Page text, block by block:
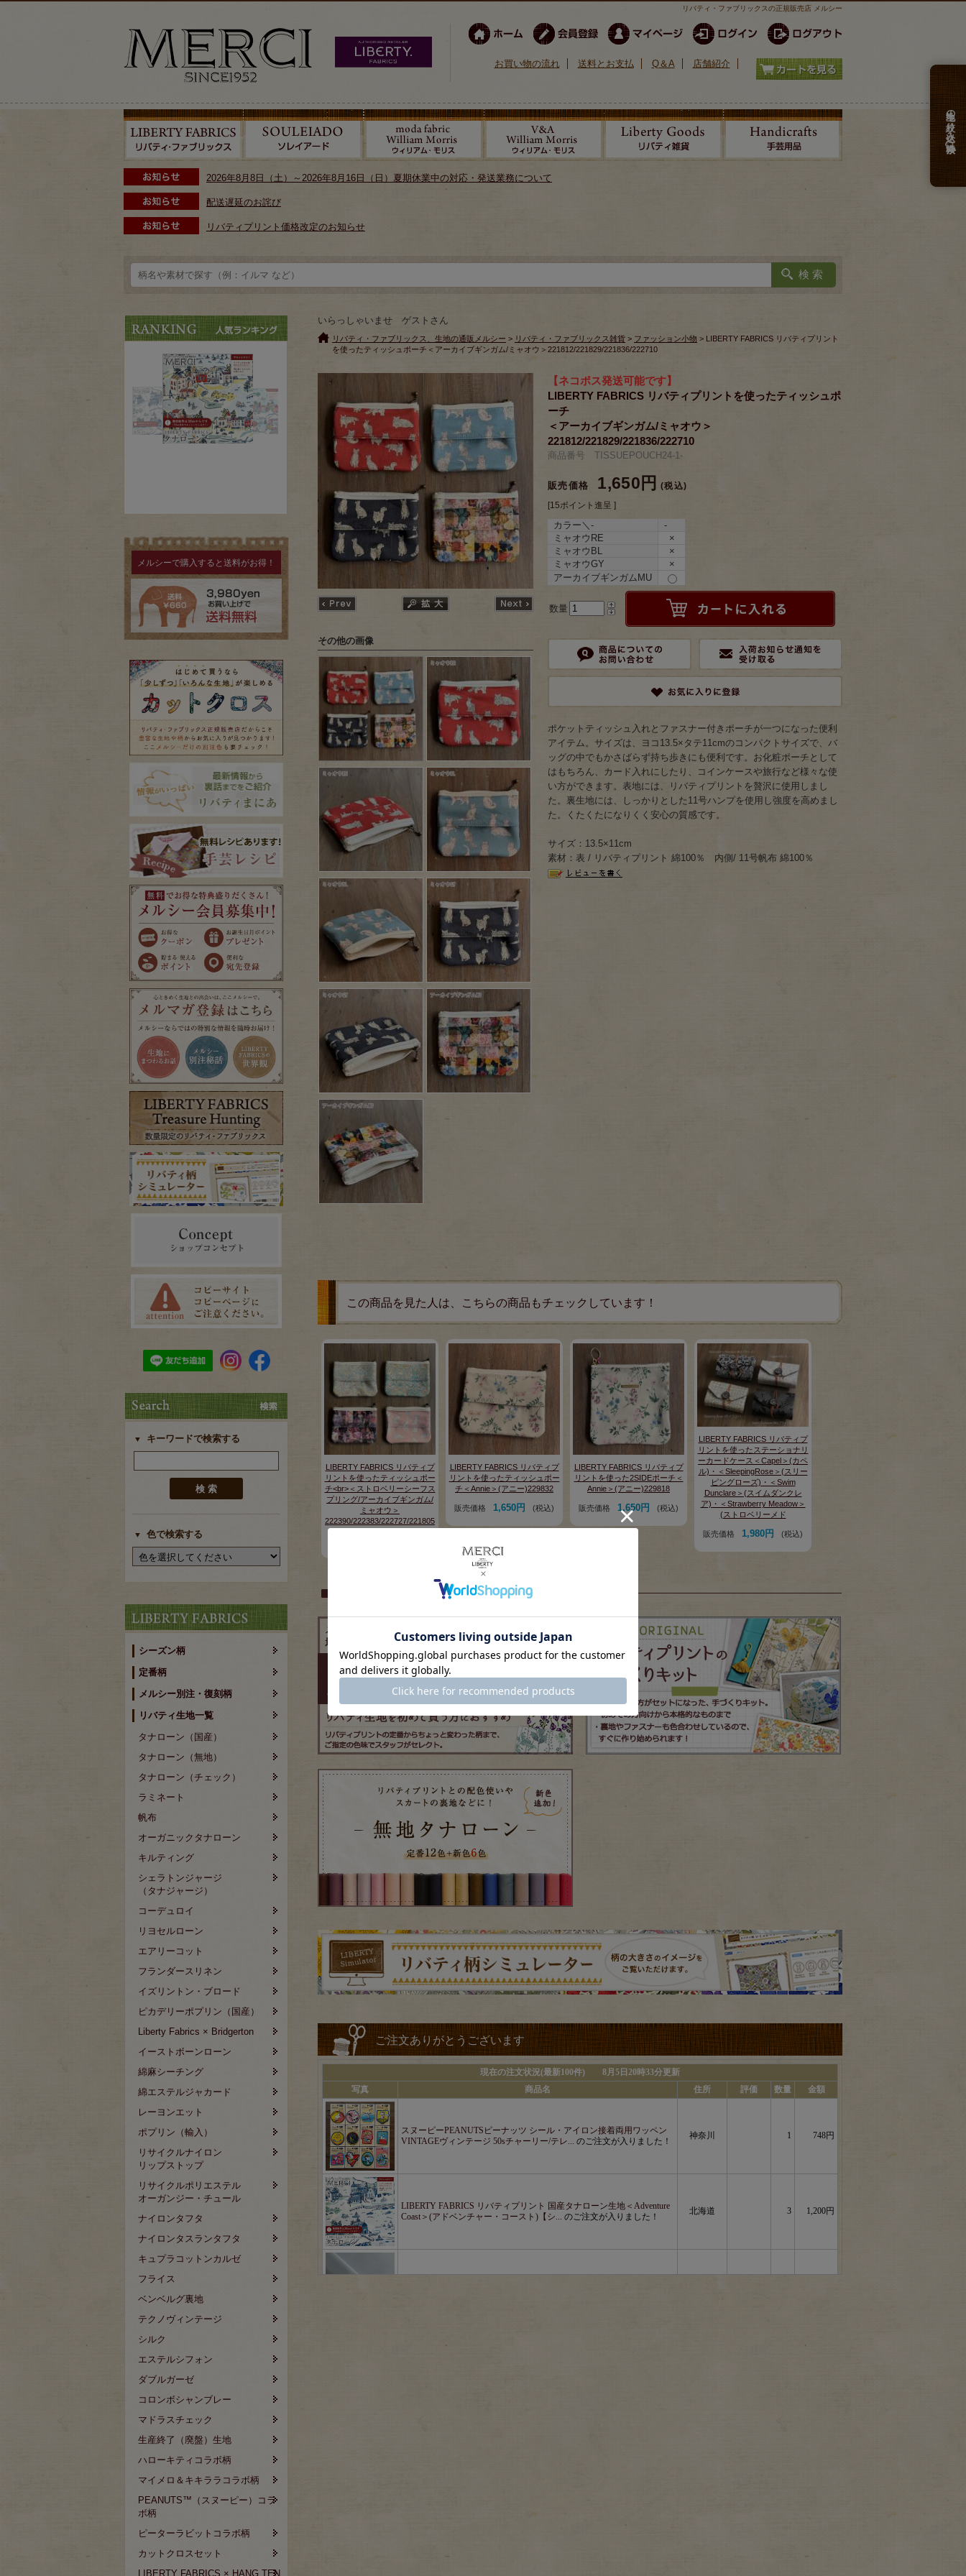
リバティ・ファブリックスの正規販売店 メルシー
お買い物の流れ 送料とお支払 Q＆A 店舗紹介
2026年8月8日（土）～2026年8月16日（日）夏期休業中の対応・発送業務について
配送遅延のお詫び
リバティプリント価格改定のお知らせ
生地の絞り込み検索
メルシーで購入すると送料がお得！
キーワードで検索する
色で検索する
シーズン柄
定番柄
メルシー別注・復刻柄
リバティ生地一覧
タナローン（国産）
タナローン（無地）
タナローン（チェック）
ラミネート
帆布
オーガニックタナローン
キルティング
シェラトンジャージ
（タナジャージ）
コーデュロイ
リヨセルローン
エアリーコット
フランダースリネン
イズリントン・ブロード
ピカデリーポプリン（国産）
Liberty Fabrics × Bridgerton
イーストボーンローン
綿麻シーチング
綿エステルジャカード
レーヨンエット
ポプリン（輸入）
リサイクルナイロン
リップストップ
リサイクルポリエステル
オーガンジー・チュール
ナイロンタフタ
ナイロンタスランタフタ
キュプラコットンカルゼ
フライス
ベンベルグ裏地
テクノヴィンテージ
シルク
エステルシフォン
ダブルガーゼ
コロンボシャンブレー
マドラスチェック
生産終了（廃盤）生地
ハローキティコラボ柄
マイメロ＆キキララコラボ柄
PEANUTS™（スヌーピー）コラ
ボ柄
ピーターラビットコラボ柄
カットクロスセット
LIBERTY FABRICS × HANG TEN
いらっしゃいませ ゲストさん
リバティ・ファブリックス、生地の通販メルシー > リバティ・ファブリックス雑貨 > ファッション小物 > LIBERTY FABRICS リバティプリント
を使ったティッシュポーチ＜アーカイブギンガム/ミャオウ＞221812/221829/221836/222710
【ネコポス発送可能です】
LIBERTY FABRICS リバティプリントを使ったティッシュポ
ーチ
＜アーカイブギンガム/ミャオウ＞
221812/221829/221836/222710
商品番号 TISSUEPOUCH24-1-
販売価格 1,650円 (税込)
[15ポイント進呈 ]
カラー＼-
-
ミャオウRE
×
ミャオウBL
×
ミャオウGY
×
アーカイブギンガムMU
数量
ポケットティッシュ入れとファスナー付きポーチが一つになった便利
アイテム。サイズは、ヨコ13.5×タテ11cmのコンパクトサイズで、バ
ッグの中でもかさばらず持ち歩きにも便利です。お化粧ポーチとして
はもちろん、カード入れにしたり、コインケースや旅行など様々な使
い方ができます。表地には、リバティプリントを贅沢に使用しまし
た。裏生地には、しっかりとした11号ハンプを使用し強度を高めまし
た。くたくたになりくく安心の質感です。
サイズ：13.5×11cm
素材：表 / リバティプリント 綿100％ 内側/ 11号帆布 綿100％
その他の画像
この商品を見た人は、こちらの商品もチェックしています！
LIBERTY FABRICS リバティプ
リントを使ったティッシュポー
チ<br>＜ストロベリーシーフス
プリング/アーカイブギンガム/
ミャオウ＞
222390/222383/222727/221805
LIBERTY FABRICS リバティプ
リントを使ったティッシュポー
チ＜Annie＞(アニー)229832
販売価格 1,650円 (税込)
LIBERTY FABRICS リバティプ
リントを使った2SIDEポーチ＜
Annie＞(アニー)229818
販売価格 1,650円 (税込)
LIBERTY FABRICS リバティプ
リントを使ったステーショナリ
ーカードケース＜Capel＞(カペ
ル)・＜SleepingRose＞(スリー
ピングローズ)・＜Swim
Dunclare＞(スイムダンクレ
ア)・＜Strawberry Meadow＞
(ストロベリーメド
販売価格 1,980円 (税込)
ご注文ありがとうございます